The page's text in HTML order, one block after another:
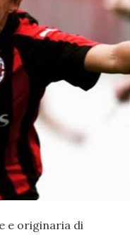
e originaria di